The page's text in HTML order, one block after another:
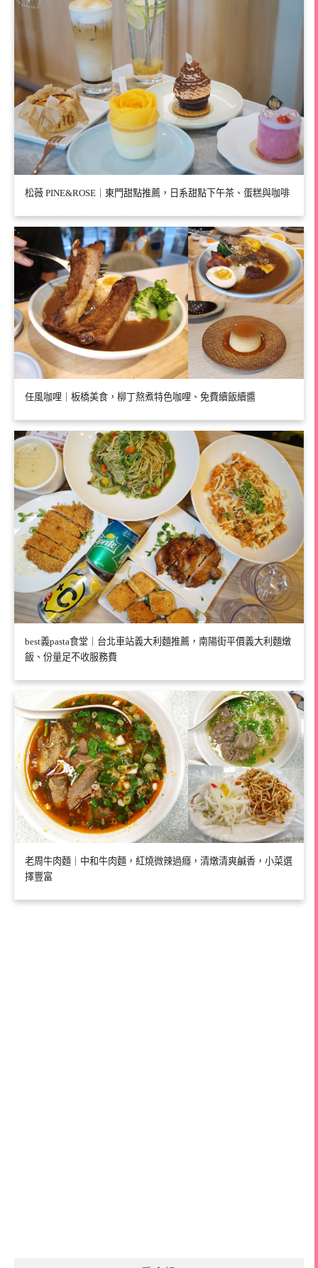
松薇 PINE&ROSE｜東門甜點推薦，日系甜點下午茶、蛋糕與咖啡
任風咖哩｜板橋美食，柳丁熬煮特色咖哩、免費續飯續醬
best義pasta食堂｜台北車站義大利麵推薦，南陽街平價義大利麵燉
飯、份量足不收服務費
老周牛肉麵｜中和牛肉麵，紅燒微辣過癮，清燉清爽鹹香，小菜選
擇豐富